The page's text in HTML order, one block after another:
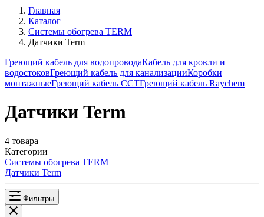
Главная
Каталог
Системы обогрева TERM
Датчики Term
Греющий кабель для водопроводаКабель для кровли и
водостоковГреющий кабель для канализацииКоробки
монтажныеГреющий кабель ССТГреющий кабель Raychem
Датчики Term
4 товара
Категории
Системы обогрева TERM
Датчики Term
Фильтры